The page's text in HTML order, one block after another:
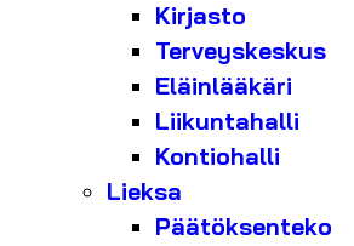
Kirjasto
Terveyskeskus
Eläinlääkäri
Liikuntahalli
Kontiohalli
Lieksa
Päätöksenteko